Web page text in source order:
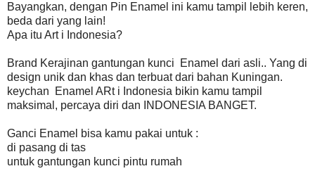
Bayangkan, dengan Pin Enamel ini kamu tampil lebih keren,
beda dari yang lain!
Apa itu Art i Indonesia?
Brand Kerajinan gantungan kunci Enamel dari asli.. Yang di
design unik dan khas dan terbuat dari bahan Kuningan.
keychan Enamel ARt i Indonesia bikin kamu tampil
maksimal, percaya diri dan INDONESIA BANGET.
Ganci Enamel bisa kamu pakai untuk :
di pasang di tas
untuk gantungan kunci pintu rumah